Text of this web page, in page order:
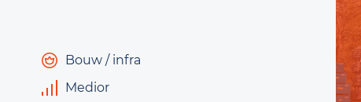
Bouw / infra
Medior